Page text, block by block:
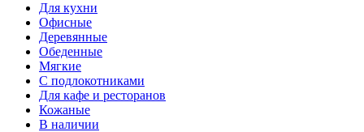
Для кухни
Офисные
Деревянные
Обеденные
Мягкие
С подлокотниками
Для кафе и ресторанов
Кожаные
В наличии